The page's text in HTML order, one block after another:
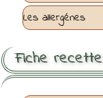
Les allergénes
Fiche recette